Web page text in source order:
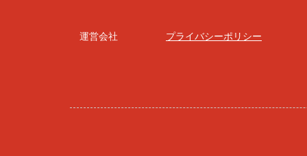
運営会社 プライバシーポリシー